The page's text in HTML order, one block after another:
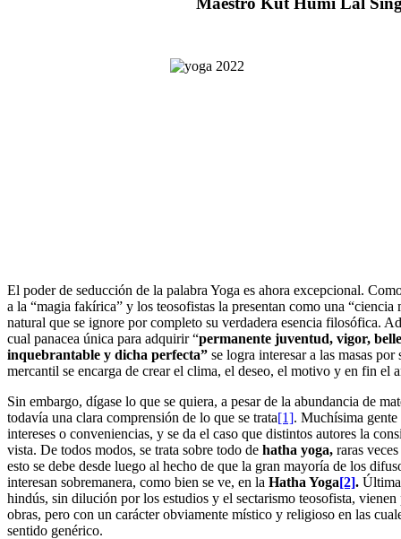
El poder de seducción de la palabra Yoga es ahora excepcional.
a la “magia fakírica” y los teosofistas la presentan como una
natural que se ignore por completo su verdadera esencia filosófica.
cual panacea única para adquirir “permanente juventud, vigor,
inquebrantable y dicha perfecta” se logra interesar a las masas
mercantil se encarga de crear el clima, el deseo, el motivo y en fin el
Sin embargo, dígase lo que se quiera, a pesar de la abundancia de
todavía una clara comprensión de lo que se trata[1]. Muchísima gente
intereses o conveniencias, y se da el caso que distintos autores la
vista. De todos modos, se trata sobre todo de hatha yoga, raras
esto se debe desde luego al hecho de que la gran mayoría de los
interesan sobremanera, como bien se ve, en la Hatha Yoga[2].
hindús, sin dilución por los estudios y el sectarismo teosofista,
obras, pero con un carácter obviamente místico y religioso en las
sentido genérico.